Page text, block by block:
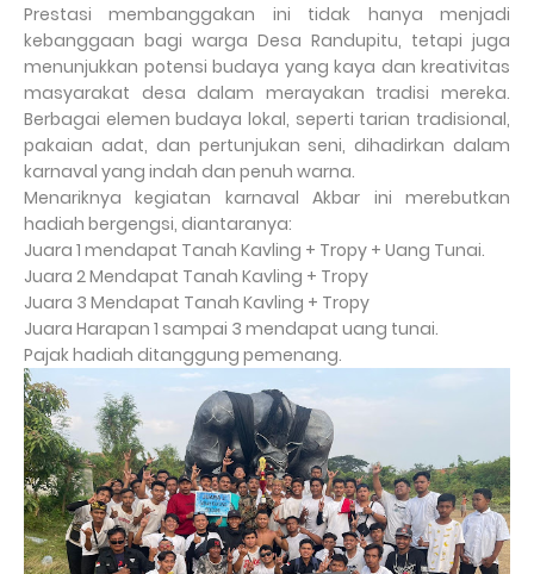
Prestasi membanggakan ini tidak hanya menjadi
kebanggaan bagi warga Desa Randupitu, tetapi juga
menunjukkan potensi budaya yang kaya dan kreativitas
masyarakat desa dalam merayakan tradisi mereka.
Berbagai elemen budaya lokal, seperti tarian tradisional,
pakaian adat, dan pertunjukan seni, dihadirkan dalam
karnaval yang indah dan penuh warna.
Menariknya kegiatan karnaval Akbar ini merebutkan
hadiah bergengsi, diantaranya:
Juara 1 mendapat Tanah Kavling + Tropy + Uang Tunai.
Juara 2 Mendapat Tanah Kavling + Tropy
Juara 3 Mendapat Tanah Kavling + Tropy
Juara Harapan 1 sampai 3 mendapat uang tunai.
Pajak hadiah ditanggung pemenang.